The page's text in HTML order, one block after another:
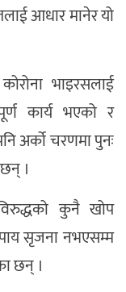
आधार मानेर यो
भाइरसलाई
कार्य भएको र
अर्को चरणमा पुनः
।
कुनै खोप
सृजना नभएसम्म
छन् ।